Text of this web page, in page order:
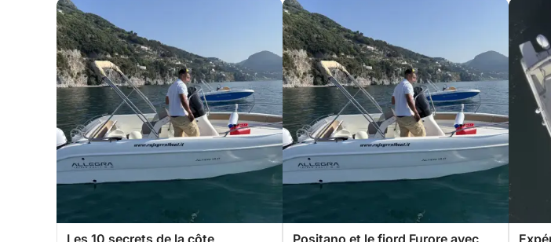
Les 10 secrets de la côte
Positano et le fjord Furore avec